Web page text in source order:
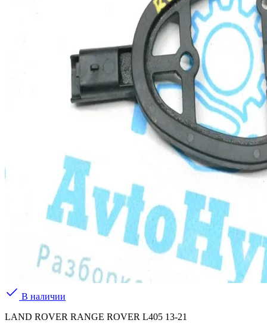
В наличии
LAND ROVER RANGE ROVER L405 13-21